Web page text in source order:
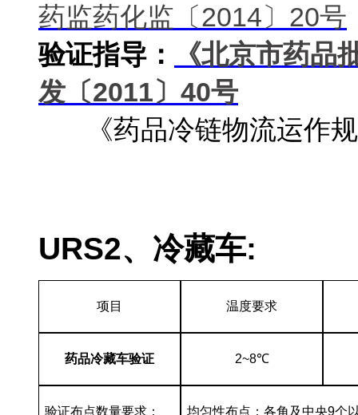
药监药化监〔2014〕20号
验证指导：
《北京市药品
发〔2011〕40号
《药品冷链物流运作
URS2、冷藏车:
项目 温度要求
药品冷藏车验证 2~8℃
验证布点数量要求： 均匀性布点：各角及中央9个